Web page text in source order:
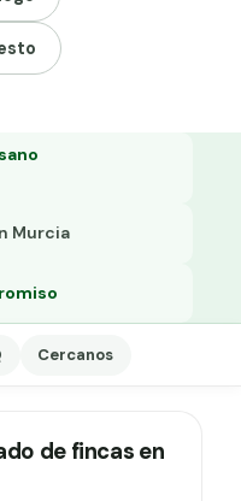
Murcia
Cercanos
de fincas en